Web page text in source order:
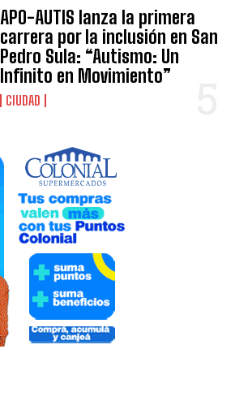
APO-AUTIS lanza la primera
carrera por la inclusión en San
Pedro Sula: “Autismo: Un
Infinito en Movimiento”
CIUDAD